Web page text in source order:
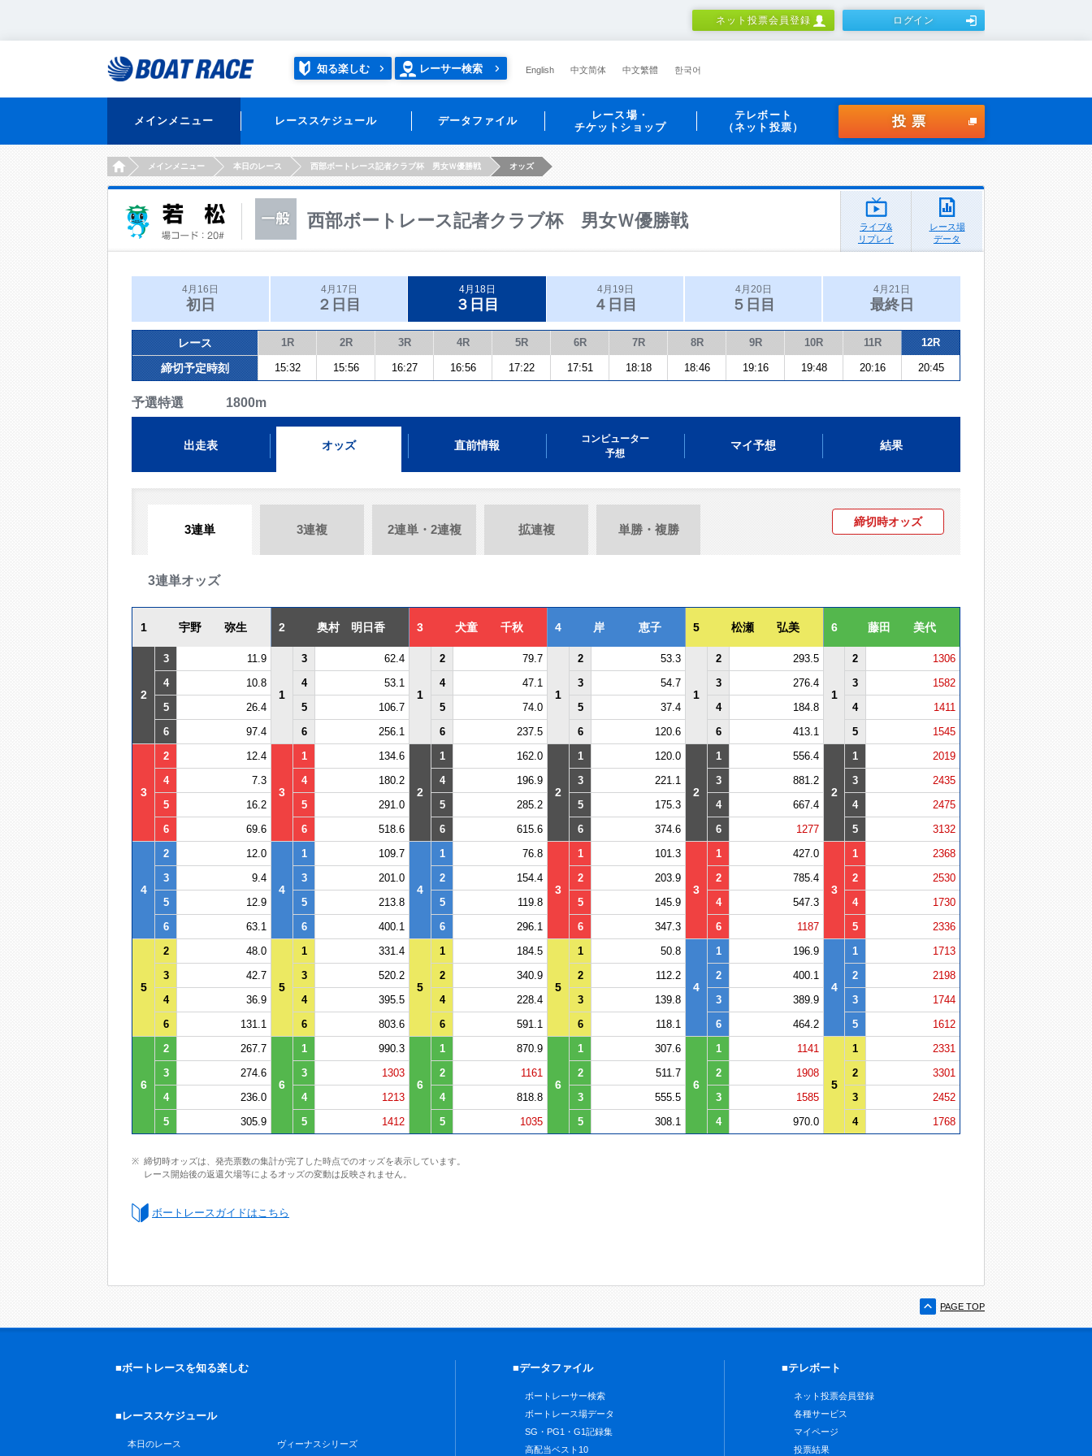
ネット投票会員登録 ログイン
知る楽しむ レーサー検索 English 中文简体 中文繁體 한국어
メインメニュー レーススケジュール データファイル
レース場・
チケットショップ
テレボート
（ネット投票）
投票
HOMEメインメニュー 本日のレース 西部ボートレース記者クラブ杯 男女Ｗ優勝戦 オッズ
西部ボートレース記者クラブ杯 男女Ｗ優勝戦
ライブ&
リプレイ
レース場
データ
4月16日
初日
4月17日
２日目
4月18日
３日目
4月19日
４日目
4月20日
５日目
4月21日
最終日
レース 1R 2R 3R 4R 5R 6R 7R 8R 9R 10R 11R 12R
締切予定時刻 15:32 15:56 16:27 16:56 17:22 17:51 18:18 18:46 19:16 19:48 20:16 20:45
予選特選 1800m
出走表 オッズ 直前情報
コンピューター
予想
マイ予想 結果
3連単 3連複 2連単・2連複 拡連複 単勝・複勝
締切時オッズ
3連単オッズ
1 宇野 弥生 2 奥村 明日香 3 犬童 千秋 4 岸 恵子 5 松瀬 弘美 6 藤田 美代
2
3 11.9
1
3 62.4
1
2 79.7
1
2 53.3
1
2 293.5
1
2
1306
4
10.8 4 53.1 4 47.1 3 54.7 3 276.4 3
1582
5
26.4 5 106.7 5 74.0 5 37.4 4 184.8 4
1411
6
97.4 6 256.1 6 237.5 6 120.6 6 413.1 5 1545
3
2 12.4
3
1 134.6
2
1 162.0
2
1 120.0
2
1 556.4
2
1
2019
4
7.3 4 180.2 4 196.9 3 221.1 3 881.2 3
2435
5
16.2 5 291.0 5 285.2 5 175.3 4 667.4 4
2475
6
69.6 6 518.6 6 615.6 6 374.6 6 1277 5 3132
4
2 12.0
4
1 109.7
4
1 76.8
3
1 101.3
3
1 427.0
3
1
2368
3
9.4 3 201.0 2 154.4 2 203.9 2 785.4 2
2530
5
12.9 5 213.8 5 119.8 5 145.9 4 547.3 4
1730
6
63.1 6 400.1 6 296.1 6 347.3 6 1187 5 2336
5
2 48.0
5
1 331.4
5
1 184.5
5
1 50.8
4
1 196.9
4
1
1713
3
42.7 3 520.2 2 340.9 2 112.2 2 400.1 2
2198
4
36.9 4 395.5 4 228.4 3 139.8 3 389.9 3
1744
6
131.1 6 803.6 6 591.1 6 118.1 6 464.2 5 1612
6
2 267.7
6
1 990.3
6
1 870.9
6
1 307.6
6
1 1141
5
1
2331
3
274.6 3 1303 2 1161 2 511.7 2 1908 2
3301
4
236.0 4 1213 4 818.8 3 555.5 3 1585 3
2452
5
305.9 5 1412 5 1035 5 308.1 4 970.0 4 1768
締切時オッズは、発売票数の集計が完了した時点でのオッズを表示しています。
レース開始後の返還欠場等によるオッズの変動は反映されません。
ボートレースガイドはこちら
PAGE TOP
■ボートレースを知る楽しむ
■レーススケジュール
本日のレース ヴィーナスシリーズ
■データファイル
ボートレーサー検索
ボートレース場データ
SG・PG1・G1記録集
高配当ベスト10
■テレボート
ネット投票会員登録
各種サービス
マイページ
投票結果